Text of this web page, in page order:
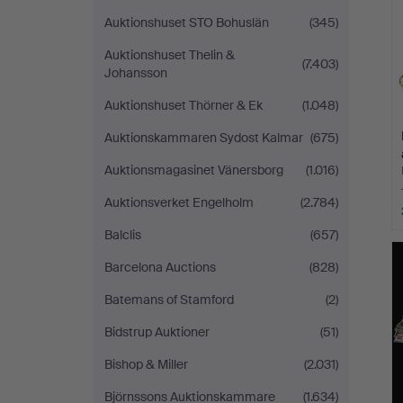
Auktionshuset STO Bohuslän
(345)
Auktionshuset Thelin &
Johansson
(7.403)
Auktionshuset Thörner & Ek
(1.048)
Auktionskammaren Sydost Kalmar (675)
Auktionsmagasinet Vänersborg
(1.016)
Auktionsverket Engelholm
(2.784)
Balclis
(657)
Barcelona Auctions
(828)
Batemans of Stamford
(2)
Bidstrup Auktioner
(51)
Bishop & Miller
(2.031)
Björnssons Auktionskammare
(1.634)